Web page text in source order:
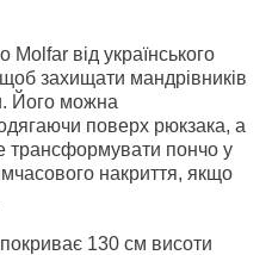
Molfar від українського
захищати мандрівників
Його можна
поверх рюкзака, а
пончо у
накриття, якщо
130 см висоти